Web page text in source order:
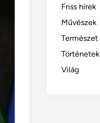
Friss hírek
Művészek
Természet
Történetek
Világ